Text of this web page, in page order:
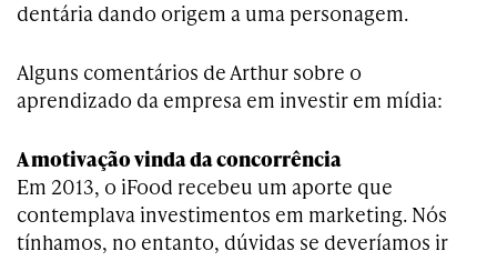
dentária dando origem a uma personagem.
Alguns comentários de Arthur sobre o
aprendizado da empresa em investir em mídia:
A motivação vinda da concorrência
Em 2013, o iFood recebeu um aporte que
contemplava investimentos em marketing. Nós
tínhamos, no entanto, dúvidas se deveríamos ir